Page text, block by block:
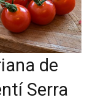
de
Serra